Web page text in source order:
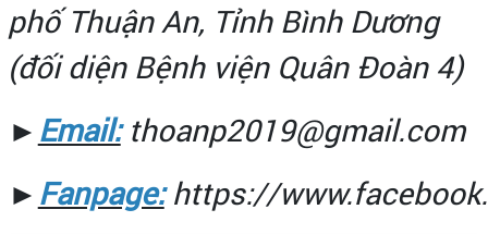
phố Thuận An, Tỉnh Bình Dương
(đối diện Bệnh viện Quân Đoàn 4)
► Email:thoanp2019@gmail.com
► Fanpage:https://